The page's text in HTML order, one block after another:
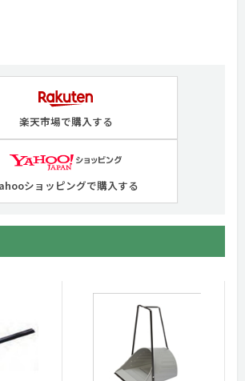
楽天市場で購入する
ショッピングで購入する